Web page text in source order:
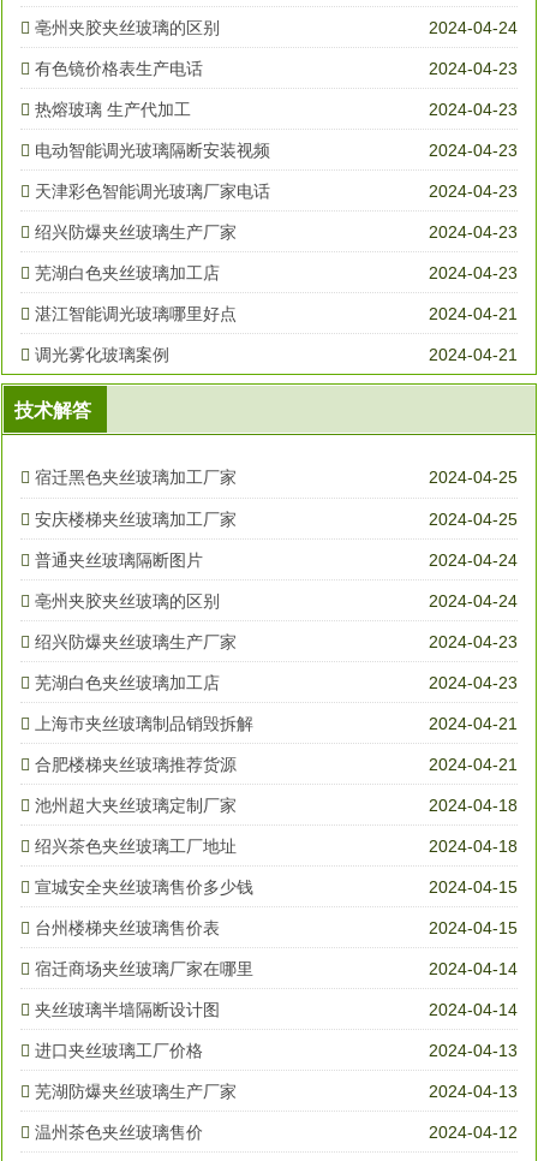
2024-04-24
亳州夹胶夹丝玻璃的区别
2024-04-23
有色镜价格表生产电话
2024-04-23
热熔玻璃 生产代加工
2024-04-23
电动智能调光玻璃隔断安装视频
2024-04-23
天津彩色智能调光玻璃厂家电话
2024-04-23
绍兴防爆夹丝玻璃生产厂家
2024-04-23
芜湖白色夹丝玻璃加工店
2024-04-21
湛江智能调光玻璃哪里好点
2024-04-21
调光雾化玻璃案例
技术解答
2024-04-25
宿迁黑色夹丝玻璃加工厂家
2024-04-25
安庆楼梯夹丝玻璃加工厂家
2024-04-24
普通夹丝玻璃隔断图片
2024-04-24
亳州夹胶夹丝玻璃的区别
2024-04-23
绍兴防爆夹丝玻璃生产厂家
2024-04-23
芜湖白色夹丝玻璃加工店
2024-04-21
上海市夹丝玻璃制品销毁拆解
2024-04-21
合肥楼梯夹丝玻璃推荐货源
2024-04-18
池州超大夹丝玻璃定制厂家
2024-04-18
绍兴茶色夹丝玻璃工厂地址
2024-04-15
宣城安全夹丝玻璃售价多少钱
2024-04-15
台州楼梯夹丝玻璃售价表
2024-04-14
宿迁商场夹丝玻璃厂家在哪里
2024-04-14
夹丝玻璃半墙隔断设计图
2024-04-13
进口夹丝玻璃工厂价格
2024-04-13
芜湖防爆夹丝玻璃生产厂家
2024-04-12
温州茶色夹丝玻璃售价